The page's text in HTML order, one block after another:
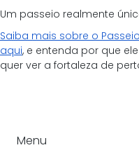
Um passeio realmente
Saiba mais sobre o
aqui, e entenda por que
quer ver a fortaleza de
Menu